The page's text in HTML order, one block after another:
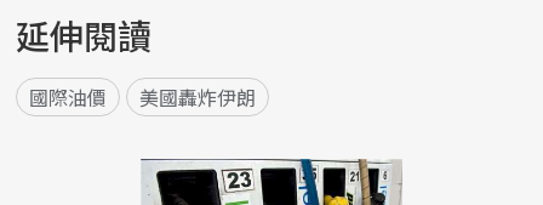
延伸閱讀
國際油價 美國轟炸伊朗